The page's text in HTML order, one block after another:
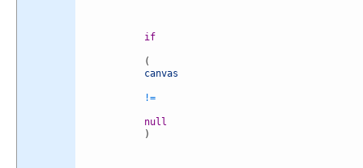
if
(
canvas
!=
null
)